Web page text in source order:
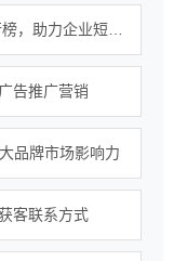
告推广营销
品牌市场影响力
客联系方式